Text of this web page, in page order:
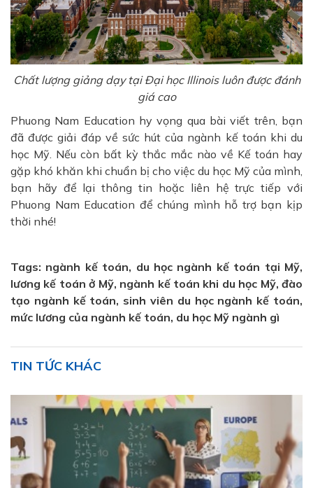
Chất lượng giảng dạy tại Đại học Illinois luôn được đánh
giá cao
Phuong Nam Education hy vọng qua bài viết trên, bạn
đã được giải đáp về sức hút của ngành kế toán khi du
học Mỹ. Nếu còn bất kỳ thắc mắc nào về Kế toán hay
gặp khó khăn khi chuẩn bị cho việc du học Mỹ của mình,
bạn hãy để lại thông tin hoặc liên hệ trực tiếp với
Phuong Nam Education để chúng mình hỗ trợ bạn kịp
thời nhé!
Tags: ngành kế toán, du học ngành kế toán tại Mỹ,
lương kế toán ở Mỹ, ngành kế toán khi du học Mỹ, đào
tạo ngành kế toán, sinh viên du học ngành kế toán,
mức lương của ngành kế toán, du học Mỹ ngành gì
TIN TỨC KHÁC